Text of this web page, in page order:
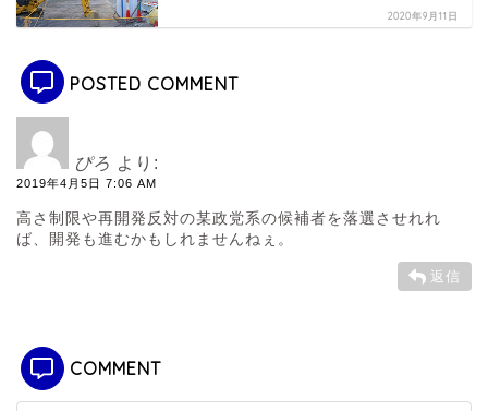
2020年9月11日
POSTED COMMENT
ぴろ より:
2019年4月5日 7:06 AM
高さ制限や再開発反対の某政党系の候補者を落選させれれ
ば、開発も進むかもしれませんねぇ。
返信
COMMENT